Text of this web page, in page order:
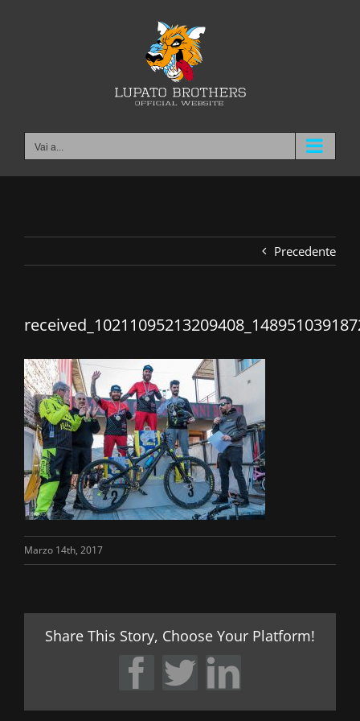
Vai a...
Precedente
Marzo 14th, 2017
Share This Story, Choose Your Platform!
Facebook
TwitterLinkedIn